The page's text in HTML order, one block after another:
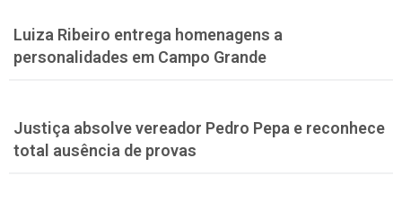
Luiza Ribeiro entrega homenagens a
personalidades em Campo Grande
Justiça absolve vereador Pedro Pepa e reconhece
total ausência de provas